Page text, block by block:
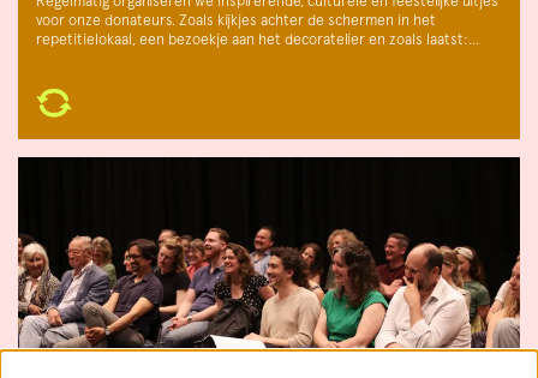
voor onze donateurs. Zoals kijkjes achter de schermen in het
repetitielokaal, een bezoekje aan het decoratelier en zoals laatst:…